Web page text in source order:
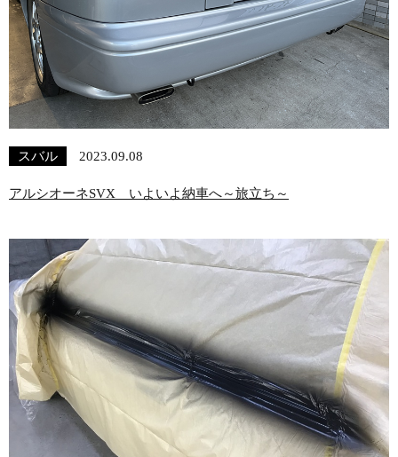
スバル 2023.09.08
アルシオーネSVX いよいよ納車へ～旅立ち～